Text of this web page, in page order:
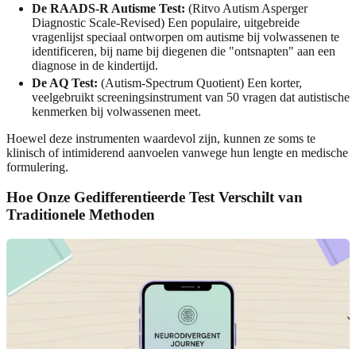
De RAADS-R Autisme Test: (Ritvo Autism Asperger
Diagnostic Scale-Revised) Een populaire, uitgebreide
vragenlijst speciaal ontworpen om autisme bij volwassenen te
identificeren, bij name bij diegenen die "ontsnapten" aan een
diagnose in de kindertijd.
De AQ Test: (Autism-Spectrum Quotient) Een korter,
veelgebruikt screeningsinstrument van 50 vragen dat autistische
kenmerken bij volwassenen meet.
Hoewel deze instrumenten waardevol zijn, kunnen ze soms te
klinisch of intimiderend aanvoelen vanwege hun lengte en medische
formulering.
Hoe Onze Gedifferentieerde Test Verschilt van
Traditionele Methoden